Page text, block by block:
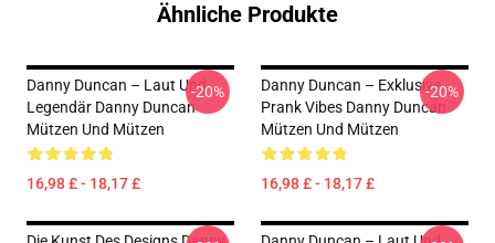
Ähnliche Produkte
Danny Duncan – Laut Und
Legendär Danny Duncan
Mützen Und Mützen
16,98 £ - 18,17 £
-20%
Danny Duncan – Exklusive
Prank Vibes Danny Duncan
Mützen Und Mützen
16,98 £ - 18,17 £
-20%